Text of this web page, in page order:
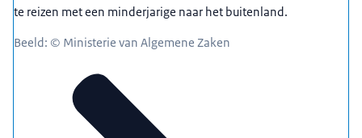
te reizen met een minderjarige naar het buitenland.
Beeld: © Ministerie van Algemene Zaken